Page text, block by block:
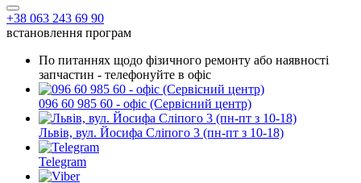
+38 063 243 69 90
встановлення програм
По питаннях щодо фізичного ремонту або наявності
запчастин - телефонуйте в офіс
096 60 985 60 - офіс (Сервісний центр)
Львів, вул. Йосифа Сліпого 3 (пн-пт з 10-18)
Telegram